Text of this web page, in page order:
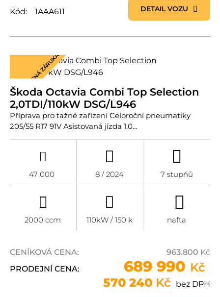
Kód: 1AAA611 DETAIL VOZU
PRODLOUŽENÁ ZÁRUKA
Škoda Octavia Combi Top Selection
2,0TDI/110kW DSG/L946
Příprava pro tažné zařízení Celoroční pneumatiky
205/55 R17 91V Asistovaná jízda 1.0…
47 000 8 / 2024 7 stupňů
2000 ccm 110kW / 150 k nafta
CENÍKOVÁ CENA: 963.800 Kč
PRODEJNÍ CENA:
689 990 Kč
570 240 Kč bez DPH